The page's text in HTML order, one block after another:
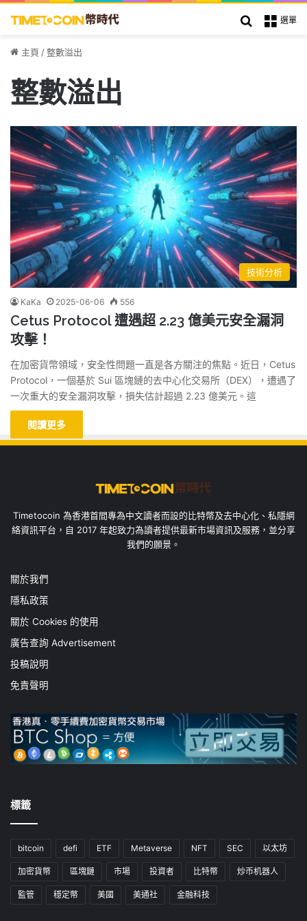
選單
搜索
主頁 /整數溢出
整數溢出
技術分析
KaKa 2025-06-06 556
Cetus Protocol 遭遇超 2.23 億美元安全漏洞
攻擊！
在加密貨幣領域，安全性問題一直是各方關注的焦點。近日，Cetus
Protocol，一個基於 Sui 區塊鏈的去中心化交易所（DEX），遭遇了
一次重大的安全漏洞攻擊，損失估計超過 2.23 億美元。這
閱讀更多
Timetocoin 為香港首間專為中文讀者而設的比特幣及去中心化、私隱網
絡資訊平台，自 2017 年起致力為讀者提供最新市場資訊及服務，並分享
我們的願景。
關於我們
隱私政策
關於 Cookies 的使用
廣告查詢 Advertisement
投稿說明
免責聲明
標籤
bitcoin defi ETF Metaverse NFT SEC 以太坊
加密貨幣 區塊鏈 市場 投資者 比特幣 炒币机器人
監管 穩定幣 美國 美通社 金融科技